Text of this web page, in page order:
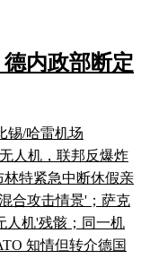
内政部断定
锡/哈雷机场
人机，联邦反爆炸
特紧急中断休假亲
合攻击情景'；萨克
人机'残骸；同一机
知情但转介德国